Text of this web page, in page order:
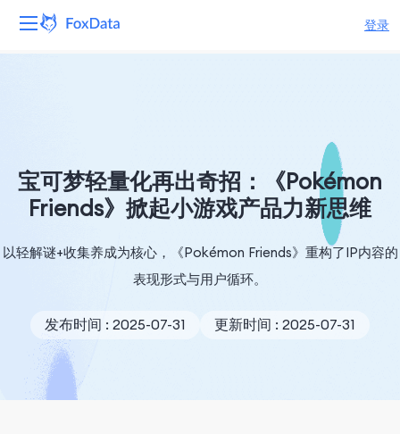
登录
解决方案
资源
定价
宝可梦轻量化再出奇招：《Pokémon
Friends》掀起小游戏产品力新思维
以轻解谜+收集养成为核心，《Pokémon Friends》重构了IP内容的
表现形式与用户循环。
发布时间 : 2025-07-31 更新时间 : 2025-07-31